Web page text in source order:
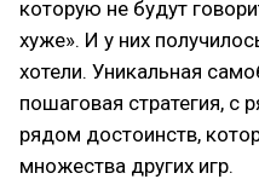
которую не будут
хуже». И у них
хотели. Уникальная
пошаговая стратегия, с
рядом достоинств,
множества других игр.